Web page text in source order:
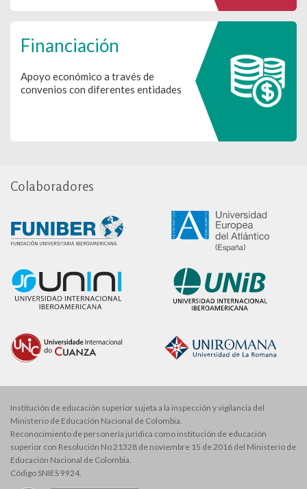
Financiación
Apoyo económico a través de
convenios con diferentes entidades
Colaboradores
Institución de educación superior sujeta a la inspección y vigilancia del
Ministerio de Educación Nacional de Colombia.
Reconocimiento de personería jurídica como institución de educación
superior con Resolución No 21328 de noviembre 15 de 2016 del Ministerio de
Educación Nacional de Colombia.
Código SNIES 9924.